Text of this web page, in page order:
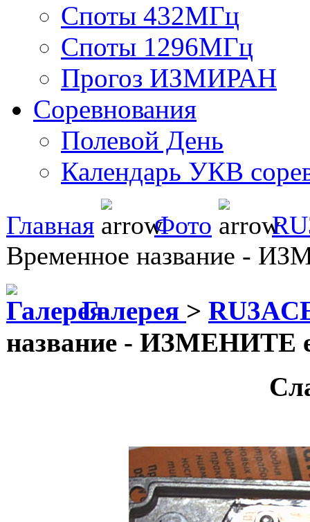
Споты 432МГц
Споты 1296МГц
Прогоз ИЗМИРАН
Соревнования
Полевой День
Календарь УКВ
Главная Фото
Временное название -
Галерея >
название - ИЗМЕНИТЕ